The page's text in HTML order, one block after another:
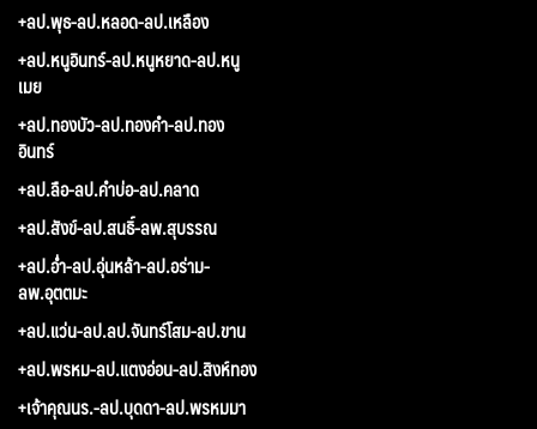
+ลป.พุธ-ลป.หลอด-ลป.เหลือง
+ลป.หนูอินทร์-ลป.หนูหยาด-ลป.หนู
เมย
+ลป.ทองบัว-ลป.ทองคำ-ลป.ทอง
อินทร์
+ลป.ลือ-ลป.คำบ่อ-ลป.คลาด
+ลป.สังข์-ลป.สนธิ์-ลพ.สุบรรณ
+ลป.อ่ำ-ลป.อุ่นหล้า-ลป.อร่าม-
ลพ.อุตตมะ
+ลป.แว่น-ลป.ลป.จันทร์โสม-ลป.ขาน
+ลป.พรหม-ลป.แตงอ่อน-ลป.สิงห์ทอง
+เจ้าคุณนร.-ลป.บุดดา-ลป.พรหมมา